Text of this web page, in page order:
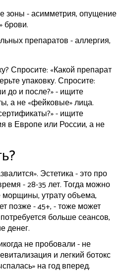
зоны - асимметрия, опущение
брови.
препаратов - аллергия,
Спросите: «Какой препарат
упаковку. Спросите:
до и после?» - ищите
а не «фейковые» лица.
- ищите
в Европе или России, а не
Эстетика - это про
- 28-35 лет. Тогда можно
морщины, утрату объема,
позже - 45+, - тоже может
больше сеансов,
денег.
не пробовали - не
и легкий ботокс
на год вперед.